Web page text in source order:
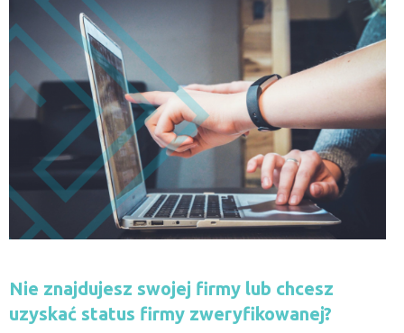
Nie znajdujesz swojej firmy lub chcesz
uzyskać status firmy zweryfikowanej?